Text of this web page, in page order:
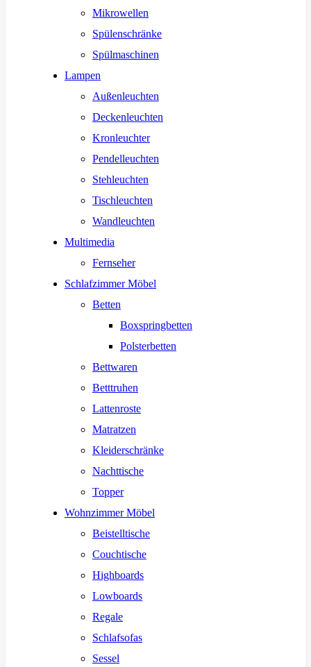
Mikrowellen
Spülenschränke
Spülmaschinen
Lampen
Außenleuchten
Deckenleuchten
Kronleuchter
Pendelleuchten
Stehleuchten
Tischleuchten
Wandleuchten
Multimedia
Fernseher
Schlafzimmer Möbel
Betten
Boxspringbetten
Polsterbetten
Bettwaren
Betttruhen
Lattenroste
Matratzen
Kleiderschränke
Nachttische
Topper
Wohnzimmer Möbel
Beistelltische
Couchtische
Highboards
Lowboards
Regale
Schlafsofas
Sessel